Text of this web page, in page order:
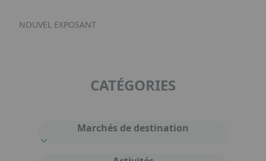
NOUVEL EXPOSANT
CATÉGORIES
Marchés de destination